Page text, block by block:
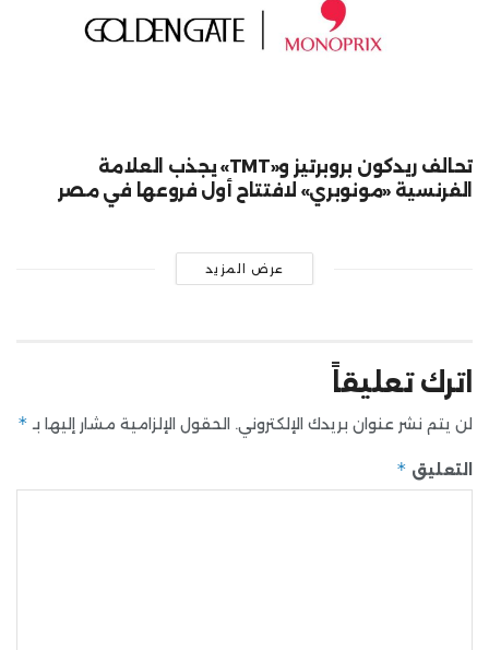
تحالف ريدكون بروبرتيز و«TMT» يجذب العلامة
الفرنسية «مونوبري» لافتتاح أول فروعها في مصر
عرض المزيد
اترك تعليقاً
لن يتم نشر عنوان بريدك الإلكتروني. الحقول الإلزامية مشار إليها بـ *
التعليق *